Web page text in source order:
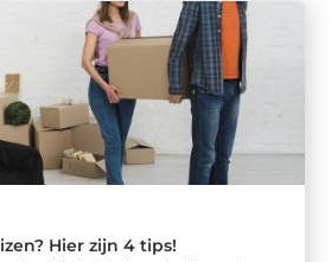
Hier zijn 4 tips!